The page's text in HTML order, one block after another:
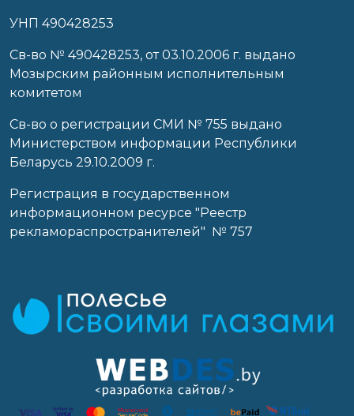
УНП 490428253
Cв-во № 490428253, от 03.10.2006 г. выдано
Мозырским районным исполнительным
комитетом
Св-во о регистрации СМИ № 755 выдано
Министерством информации Республики
Беларусь 29.10.2009 г.
Регистрация в государственном
информационном ресурсе "Реестр
рекламораспространителей" № 757